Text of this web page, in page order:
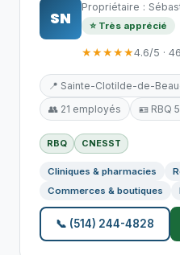
SN
Propriétaire :
⭐ Très apprécié
★★★★★4.6/5 ·
📍 Sainte-Clotilde-de-
👥 21 employés
🪪 RBQ
RBQ CNESST
Cliniques & pharmacies
Commerces & boutiques
📞 (514) 244-4828